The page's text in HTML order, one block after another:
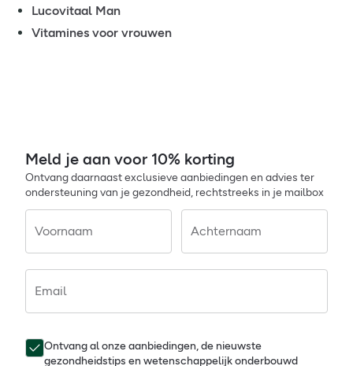
Lucovitaal Man
Vitamines voor vrouwen
Meld je aan voor 10% korting
Ontvang daarnaast exclusieve aanbiedingen en advies ter
ondersteuning van je gezondheid, rechtstreeks in je mailbox
Voornaam Achternaam
Email
Ontvang al onze aanbiedingen, de nieuwste
gezondheidstips en wetenschappelijk onderbouwd